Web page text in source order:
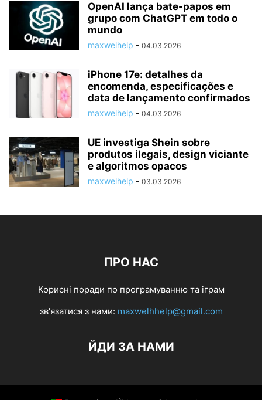
OpenAI lança bate-papos em
grupo com ChatGPT em todo o
mundo
maxwelhelp - 04.03.2026
iPhone 17e: detalhes da
encomenda, especificações e
data de lançamento confirmados
maxwelhelp - 04.03.2026
UE investiga Shein sobre
produtos ilegais, design viciante
e algoritmos opacos
maxwelhelp - 03.03.2026
ПРО НАС
Корисні поради по програмуванню та іграм
зв'язатися з нами: maxwelhhelp@gmail.com
ЙДИ ЗА НАМИ